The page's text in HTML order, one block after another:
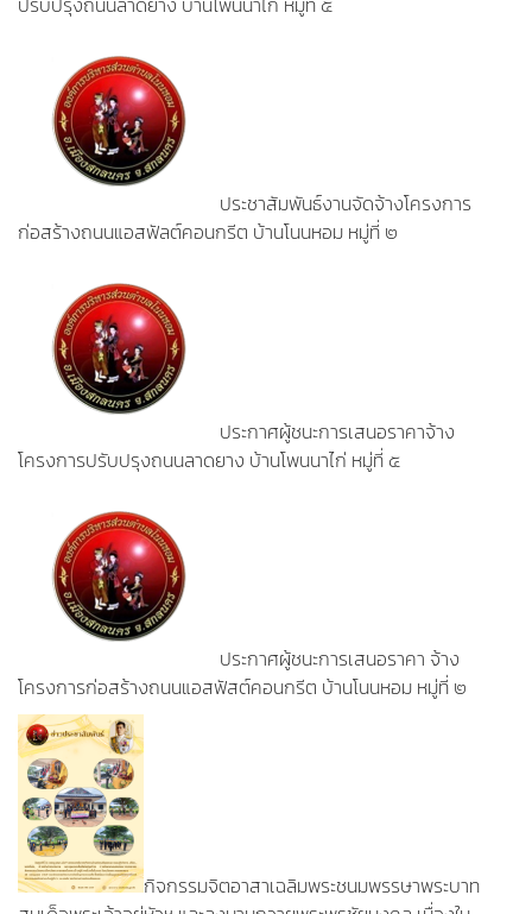
ประชาสัมพันธ์งานจัดจ้างโครงการ
ก่อสร้างถนนแอสฟัลต์คอนกรีต บ้านโนนหอม หมู่ที่ ๒
ประกาศผู้ชนะการเสนอราคาจ้าง
โครงการปรับปรุงถนนลาดยาง บ้านโพนนาไก่ หมู่ที่ ๕
ประกาศผู้ชนะการเสนอราคา จ้าง
โครงการก่อสร้างถนนแอสฟัสต์คอนกรีต บ้านโนนหอม หมู่ที่ ๒
กิจกรรมจิตอาสาเฉลิมพระชนมพรรษาพระบาท